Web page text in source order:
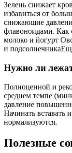
Зелень снижает
избавиться от
снижающие
флавоноидами. Как
молоко и йогурт
и
Нужно ли
Полноценной и
среднем темпе
давление
Начинать вставать
нормализуются.
Полезные